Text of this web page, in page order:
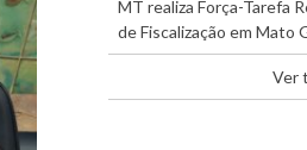
MT realiza Força-Tarefa
de Fiscalização em Mato
Ver